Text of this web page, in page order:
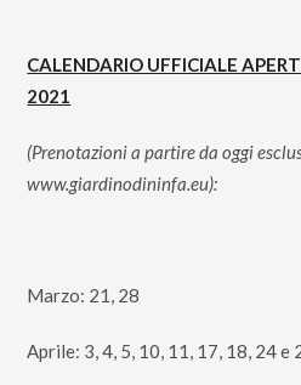
CALENDARIO UFFICIALE
2021
(Prenotazioni a partire da oggi
www.giardinodininfa.eu):
Marzo: 21, 28
Aprile: 3, 4, 5, 10, 11, 17, 18, 24 e